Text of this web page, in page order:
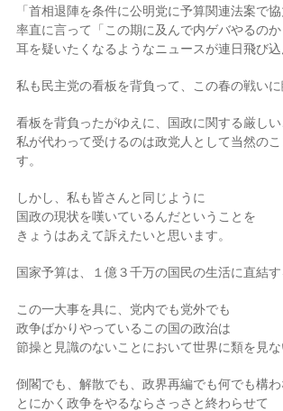
「首相退陣を条件に公明党に予算関連法案で
率直に言って「この期に及んで内ゲバやるのか
耳を疑いたくなるようなニュースが連日飛び込
私も民主党の看板を背負って、この春の戦いに
看板を背負ったがゆえに、国政に関する厳し
私が代わって受けるのは政党人として当然の
す。
しかし、私も皆さんと同じように
国政の現状を嘆いているんだということを
きょうはあえて訴えたいと思います。
国家予算は、１億３千万の国民の生活に直結す
この一大事を具に、党内でも党外でも
政争ばかりやっているこの国の政治は
節操と見識のないことにおいて世界に類を見な
倒閣でも、解散でも、政界再編でも何でも構わ
とにかく政争をやるならさっさと終わらせて